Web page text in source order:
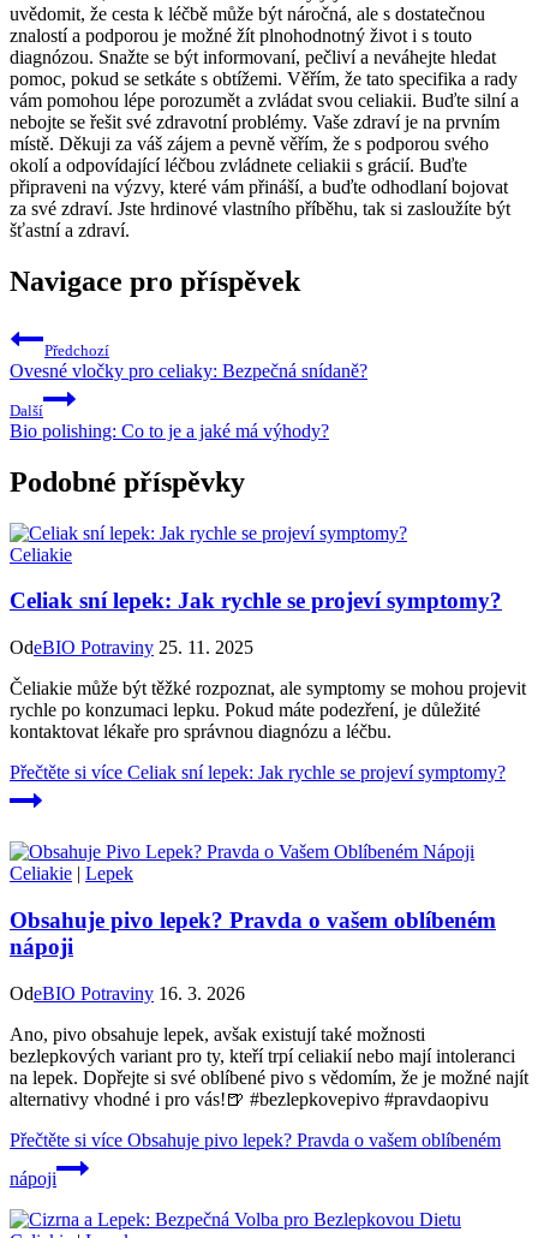
uvědomit, že cesta k léčbě může být náročná, ale s dostatečnou
znalostí a podporou je možné žít plnohodnotný život i s touto
diagnózou. Snažte se být informovaní, pečliví a neváhejte hledat
pomoc, pokud se setkáte s obtížemi. Věřím, že tato specifika a rady
vám pomohou lépe porozumět a zvládat svou celiakii. Buďte silní a
nebojte se řešit své zdravotní problémy. Vaše zdraví je na prvním
místě. Děkuji za váš zájem a pevně věřím, že s podporou svého
okolí a odpovídající léčbou zvládnete celiakii s grácií. Buďte
připraveni na výzvy, které vám přináší, a buďte odhodlaní bojovat
za své zdraví. Jste hrdinové vlastního příběhu, tak si zasloužíte být
šťastní a zdraví.
Navigace pro příspěvek
Předchozí
Ovesné vločky pro celiaky: Bezpečná snídaně?
Další
Bio polishing: Co to je a jaké má výhody?
Podobné příspěvky
Celiakie
Celiak sní lepek: Jak rychle se projeví symptomy?
OdeBIO Potraviny 25. 11. 2025
Čeliakie může být těžké rozpoznat, ale symptomy se mohou projevit
rychle po konzumaci lepku. Pokud máte podezření, je důležité
kontaktovat lékaře pro správnou diagnózu a léčbu.
Přečtěte si více Celiak sní lepek: Jak rychle se projeví symptomy?
Celiakie | Lepek
Obsahuje pivo lepek? Pravda o vašem oblíbeném
nápoji
OdeBIO Potraviny 16. 3. 2026
Ano, pivo obsahuje lepek, avšak existují také možnosti
bezlepkových variant pro ty, kteří trpí celiakií nebo mají intoleranci
na lepek. Dopřejte si své oblíbené pivo s vědomím, že je možné najít
alternativy vhodné i pro vás!🍺 #bezlepkovepivo #pravdaopivu
Přečtěte si více Obsahuje pivo lepek? Pravda o vašem oblíbeném
nápoji